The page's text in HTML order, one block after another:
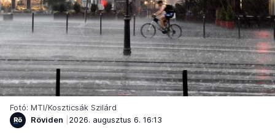
Fotó: MTI/Koszticsák Szilárd
Röviden
2026. augusztus 6. 16:13